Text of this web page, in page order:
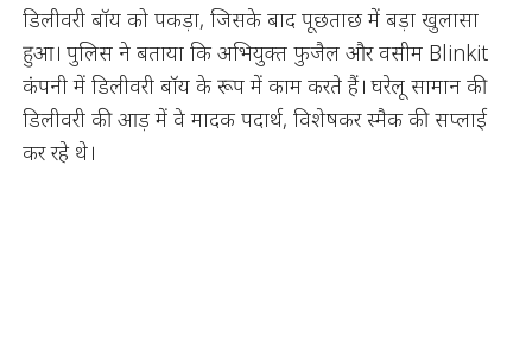
डिलीवरी बॉय को पकड़ा, जिसके बाद पूछताछ में बड़ा खुलासा
हुआ। पुलिस ने बताया कि अभियुक्त फुजैल और वसीम Blinkit
कंपनी में डिलीवरी बॉय के रूप में काम करते हैं। घरेलू सामान की
डिलीवरी की आड़ में वे मादक पदार्थ, विशेषकर स्मैक की सप्लाई
कर रहे थे।